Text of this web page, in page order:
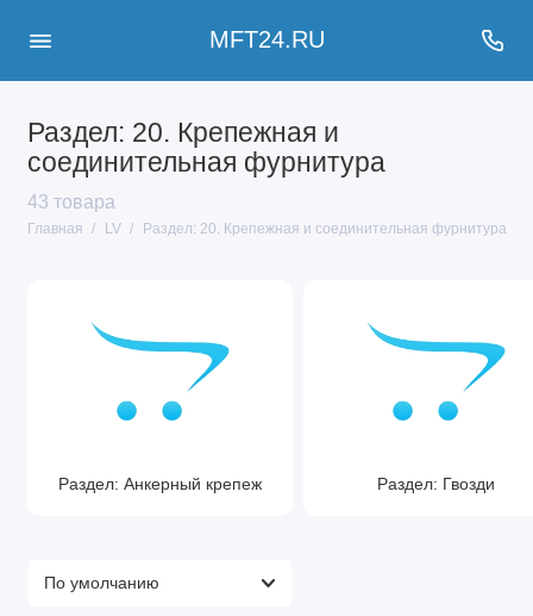
MFT24.RU
Раздел: 20. Крепежная и
соединительная фурнитура
43 товара
Главная LV Раздел: 20. Крепежная и соединительная фурнитура
Раздел: Анкерный крепеж Раздел: Гвозди